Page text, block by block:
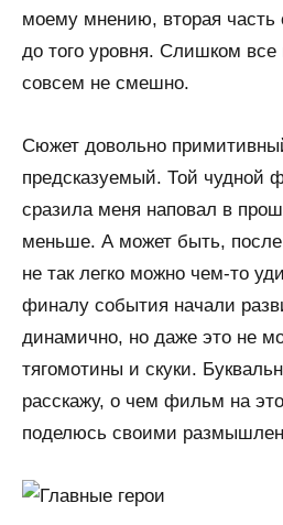
моему мнению, вторая часть
до того уровня. Слишком все
совсем не смешно.
Сюжет довольно
предсказуемый. Той чудной
сразила меня наповал в
меньше. А может быть, после
не так легко можно чем-то
финалу события начали
динамично, но даже это не
тягомотины и скуки.
расскажу, о чем фильм на
поделюсь своими